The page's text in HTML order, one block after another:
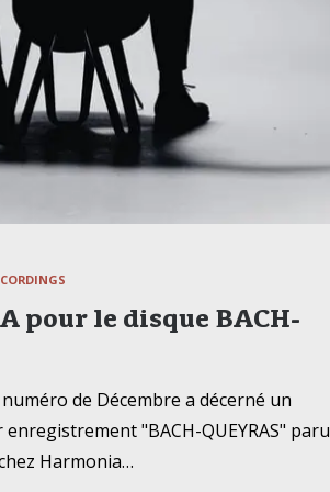
pour le disque BACH-
de Décembre a décerné un
"BACH-QUEYRAS" paru
Harmonia…